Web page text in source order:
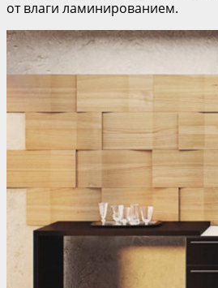
от влаги ламинированием.